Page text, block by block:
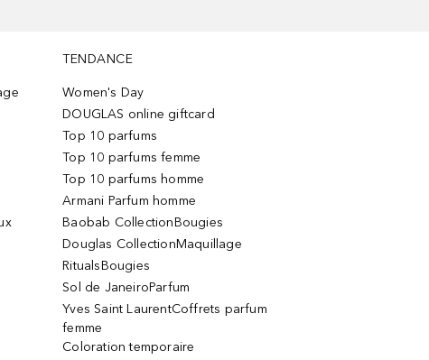
TENDANCE
Women's Day
DOUGLAS online giftcard
Top 10 parfums
Top 10 parfums femme
Top 10 parfums homme
Armani Parfum homme
Baobab CollectionBougies
Douglas CollectionMaquillage
RitualsBougies
Sol de JaneiroParfum
Yves Saint LaurentCoffrets parfum
femme
Coloration temporaire